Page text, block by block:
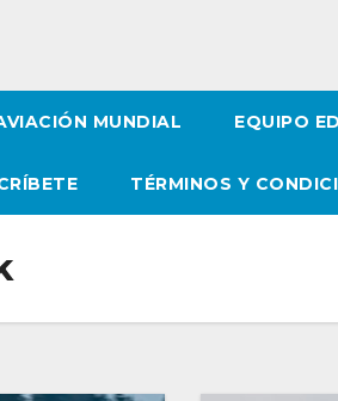
MUNDIAL EQUIPO
TÉRMINOS Y